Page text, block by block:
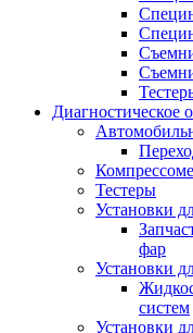
Диагностическое
Тестеры
Установки
фар
Установки
систем
Установки